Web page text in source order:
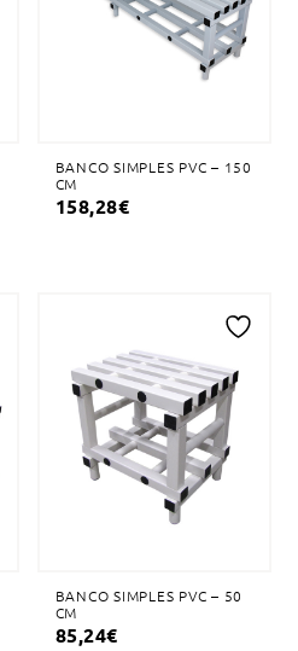
desejos
BANCO SIMPLES PVC – 150
CM
158,28€
à
lista
de
desejos
BANCO SIMPLES PVC – 50
CM
85,24€